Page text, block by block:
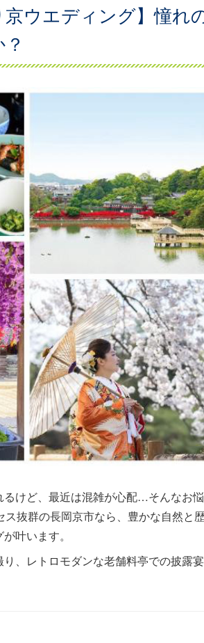
京ウエディング】憧れ
けど、最近は混雑が心配…そんなお
抜群の長岡京市なら、豊かな自然と
叶います。
、レトロモダンな老舗料亭での披露